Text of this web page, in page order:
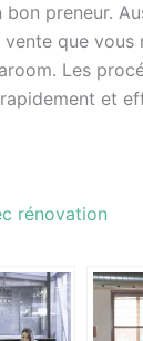
preneur.
que
Les
et
rénovation